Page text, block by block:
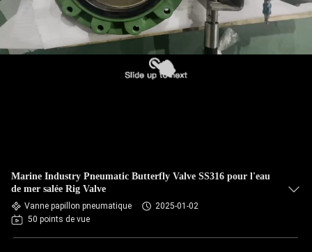
Marine Industry Pneumatic Butterfly Valve SS316 pour l'eau
de mer salée Rig Valve
Vanne papillon pneumatique
2025-01-02
50 points de vue